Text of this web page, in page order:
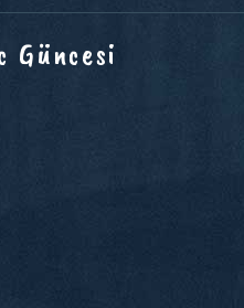
Güncesi